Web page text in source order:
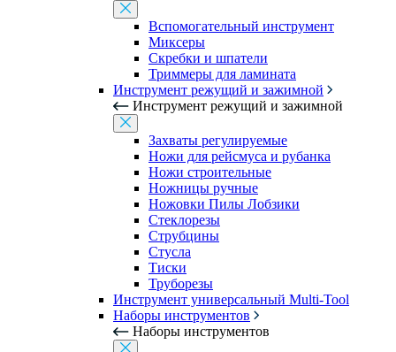
Вспомогательный инструмент
Миксеры
Скребки и шпатели
Триммеры для ламината
Инструмент режущий и зажимной
Инструмент режущий и зажимной
Захваты регулируемые
Ножи для рейсмуса и рубанка
Ножи строительные
Ножницы ручные
Ножовки Пилы Лобзики
Стеклорезы
Струбцины
Стусла
Тиски
Труборезы
Инструмент универсальный Multi-Tool
Наборы инструментов
Наборы инструментов